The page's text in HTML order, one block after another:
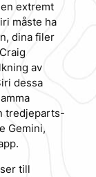
extremt
måste ha
dina filer
av
dessa
tredjeparts-
Gemini,
till